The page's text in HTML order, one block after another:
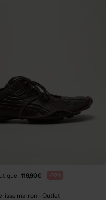
:119,90€ -70%
lisse marron - Outlet